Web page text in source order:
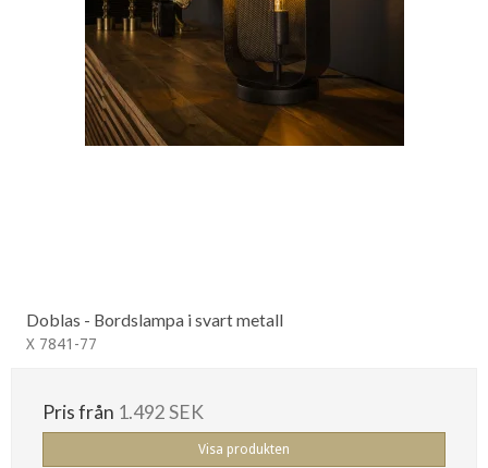
Doblas - Bordslampa i svart metall
X 7841-77
Pris från 1.492 SEK
Visa produkten